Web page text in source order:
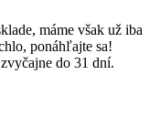
máme však už iba
ponáhľajte sa!
do 31 dní.